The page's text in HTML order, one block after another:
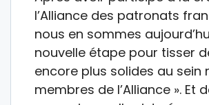
l’Alliance des patronats
nous en sommes
nouvelle étape pour tisser
encore plus solides au sein
membres de l’Alliance ». Et